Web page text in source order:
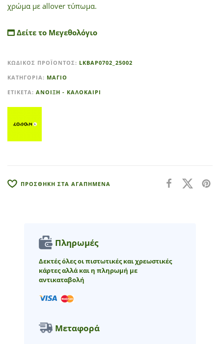
χρώμα με allover τύπωμα.
Δείτε το Μεγεθολόγιο
l
t
e
:
ΚΩΔΙΚΌΣ ΠΡΟΪΌΝΤΟΣ: LKBAP0702_25002
ΚΑΤΗΓΟΡΊΑ: ΜΑΓΙΟ
ΕΤΙΚΈΤΑ: ΑΝΟΙΞΗ - ΚΑΛΟΚΑΙΡΙ
ΠΡΟΣΘΗΚΗ ΣΤΑ ΑΓΑΠΗΜΕΝΑ
Πληρωμές
Δεκτές όλες οι πιστωτικές και χρεωστικές
κάρτες αλλά και η πληρωμή με
αντικαταβολή
Μεταφορά